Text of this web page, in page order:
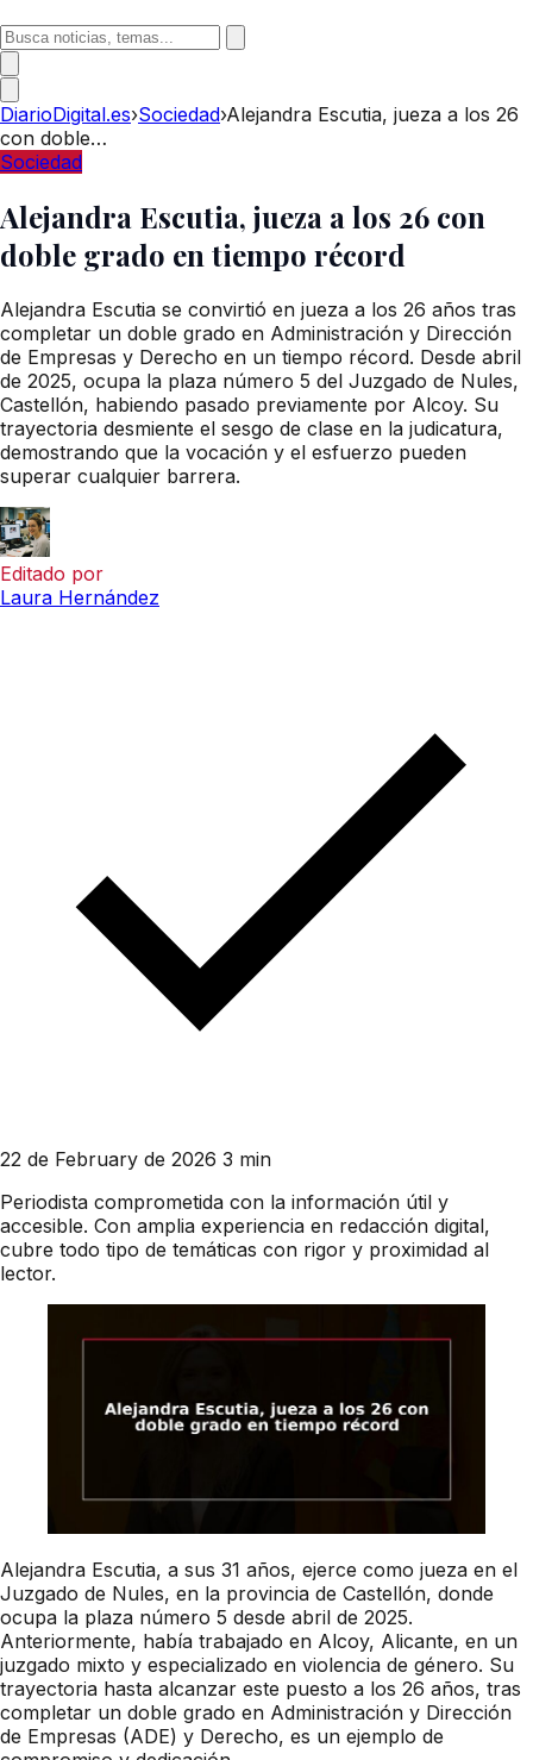
DiarioDigital.es›Sociedad›Alejandra Escutia, jueza a los 26
con doble…
Sociedad
Alejandra Escutia, jueza a los 26 con
doble grado en tiempo récord
Alejandra Escutia se convirtió en jueza a los 26 años tras
completar un doble grado en Administración y Dirección
de Empresas y Derecho en un tiempo récord. Desde abril
de 2025, ocupa la plaza número 5 del Juzgado de Nules,
Castellón, habiendo pasado previamente por Alcoy. Su
trayectoria desmiente el sesgo de clase en la judicatura,
demostrando que la vocación y el esfuerzo pueden
superar cualquier barrera.
Editado por
Laura Hernández
22 de February de 2026 3 min
Periodista comprometida con la información útil y
accesible. Con amplia experiencia en redacción digital,
cubre todo tipo de temáticas con rigor y proximidad al
lector.
Alejandra Escutia, a sus 31 años, ejerce como jueza en el
Juzgado de Nules, en la provincia de Castellón, donde
ocupa la plaza número 5 desde abril de 2025.
Anteriormente, había trabajado en Alcoy, Alicante, en un
juzgado mixto y especializado en violencia de género. Su
trayectoria hasta alcanzar este puesto a los 26 años, tras
completar un doble grado en Administración y Dirección
de Empresas (ADE) y Derecho, es un ejemplo de